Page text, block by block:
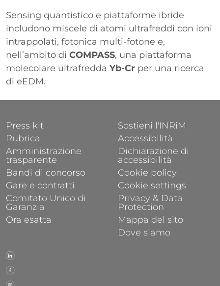
Sensing quantistico e piattaforme ibride
includono miscele di atomi ultrafreddi con ioni
intrappolati, fotonica multi-fotone e,
nell’ambito di COMPASS, una piattaforma
molecolare ultrafredda Yb-Cr per una ricerca
di eEDM.
FOOTER 1
Press kit
Rubrica
Amministrazione
trasparente
Bandi di concorso
Gare e contratti
Comitato Unico di
Garanzia
Ora esatta
FOOTER 2
Sostieni l'INRiM
Accessibilità
Dichiarazione di
accessibilità
Cookie policy
Cookie settings
Privacy & Data
Protection
Mappa del sito
Dove siamo